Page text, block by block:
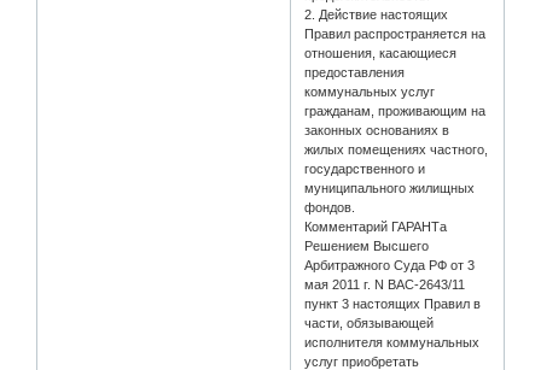
2. Действие настоящих
Правил распространяется на
отношения, касающиеся
предоставления
коммунальных услуг
гражданам, проживающим на
законных основаниях в
жилых помещениях частного,
государственного и
муниципального жилищных
фондов.
Комментарий ГАРАНТа
Решением Высшего
Арбитражного Суда РФ от 3
мая 2011 г. N ВАС-2643/11
пункт 3 настоящих Правил в
части, обязывающей
исполнителя коммунальных
услуг приобретать